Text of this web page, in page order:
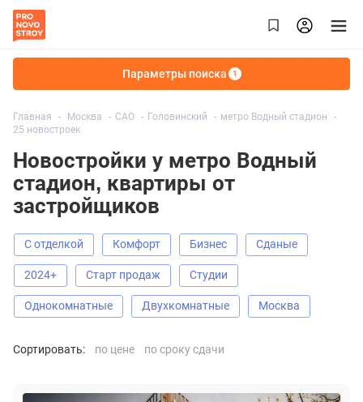
Параметры поиска 1
Главная Москва САО Головинский
метро Водный стадион
25 новостроек
Новостройки у метро Водный
стадион, квартиры от
застройщиков
С отделкой Комфорт Бизнес Сданые
2024+ старт продаж Студии
Однокомнатные Двухкомнатные Москва
Сортировать: по цене по сроку сдачи